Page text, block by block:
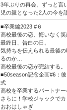
3年ぶりの再会。ずっと言
児の親となった2人の今を
■卒業編2023 #６
高校最後の恋、悔いなく
最終日、告白の日。
気持ちを伝えられる最後
るのか…
高校最後の恋が完結する。
■50season記念企画#6：
式
高校を卒業するパートナ
さらに！学校ジャックで
おおはしゃぎ